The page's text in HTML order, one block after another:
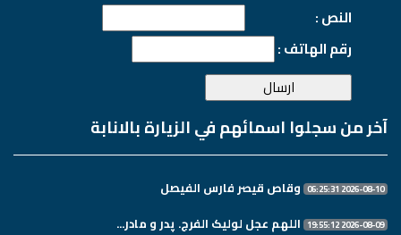
النص :
رقم الهاتف :
آخر من سجلوا اسمائهم في الزيارة بالانابة
2026-08-10 06:25:31 وقاص قيصر فارس الفيصل
2026-08-09 19:55:12 اللهم عجل لولیک الفرج. پدر و مادر...